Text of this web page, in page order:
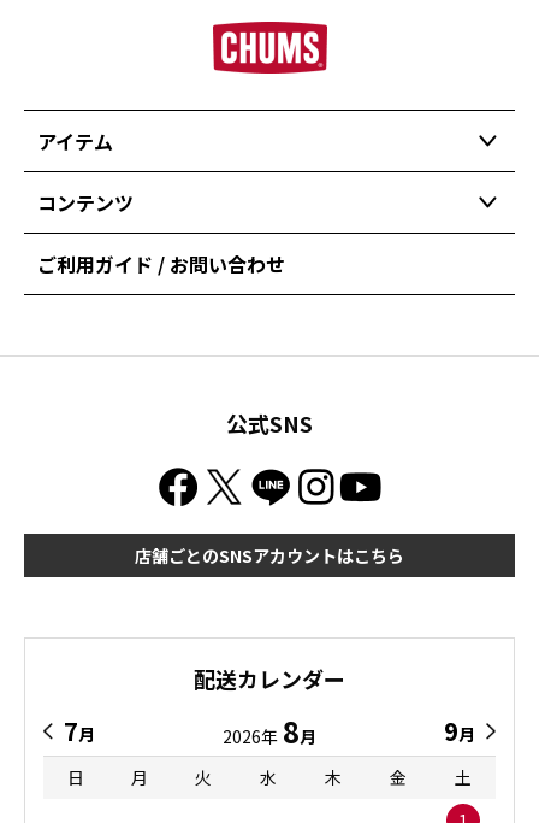
アイテム
コンテンツ
ご利用ガイド / お問い合わせ
公式SNS
店舗ごとのSNSアカウントはこちら
配送カレンダー
7月 2026年 8月 9月
日
月 火 水 木 金
土